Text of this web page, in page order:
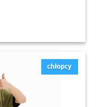
chłopcy